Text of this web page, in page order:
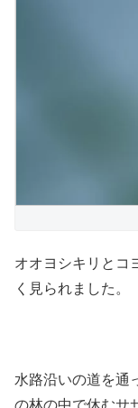
オオヨシキリとコ
く見られました。
水路沿いの道を通
の林の中で休むサ